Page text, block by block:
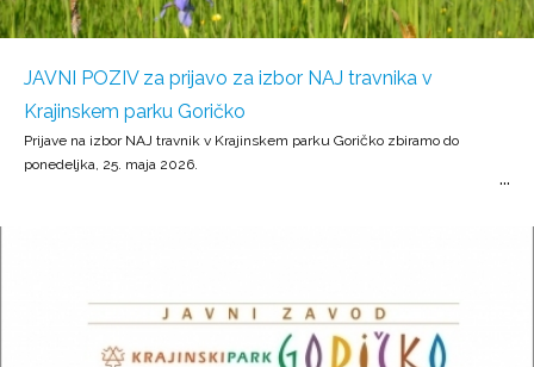
JAVNI POZIV za prijavo za izbor NAJ travnika v
Krajinskem parku Goričko
Prijave na izbor NAJ travnik v Krajinskem parku Goričko zbiramo do
ponedeljka, 25. maja 2026.